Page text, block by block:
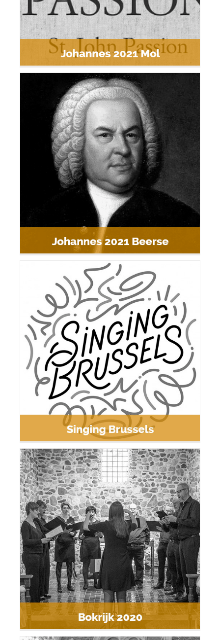
Johannes 2021 Beerse
Singing Brussels
Bokrijk 2020